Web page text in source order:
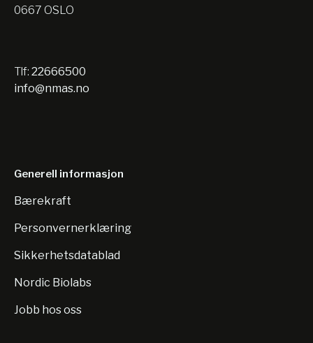
0667 OSLO
Tlf: 22666500
info@nmas.no
Generell informasjon
Bærekraft
Personvernerklæring
Sikkerhetsdatablad
Nordic Biolabs
Jobb hos oss